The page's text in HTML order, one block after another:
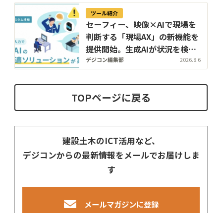
ツール紹介
セーフィー、映像×AIで現場を
判断する「現場AX」の新機能を
提供開始。生成AIが状況を検知
し、過去映像もテキストで検索
デジコン編集部 2026.8.6
TOPページに戻る
建設土木のICT活用など、
デジコンからの最新情報をメールでお届けしま
す
メールマガジンに登録